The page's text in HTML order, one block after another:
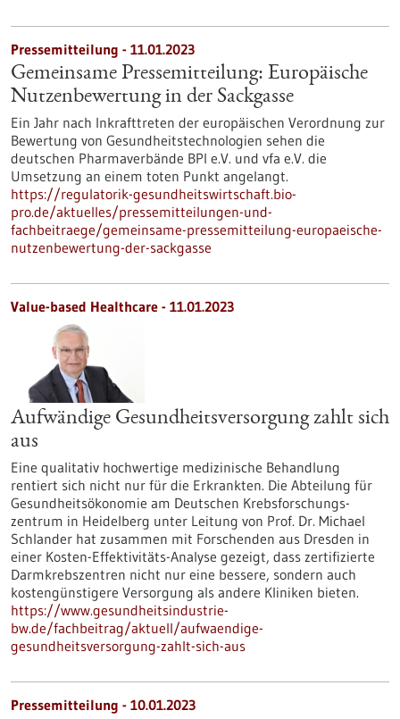
Pressemitteilung - 11.01.2023
Gemeinsame Pressemitteilung: Europäische
Nutzenbewertung in der Sackgasse
Ein Jahr nach Inkrafttreten der europäischen Verordnung zur
Bewertung von Gesundheitstechnologien sehen die
deutschen Pharmaverbände BPI e.V. und vfa e.V. die
Umsetzung an einem toten Punkt angelangt.
https://regulatorik-gesundheitswirtschaft.bio-
pro.de/aktuelles/pressemitteilungen-und-
fachbeitraege/gemeinsame-pressemitteilung-europaeische-
nutzenbewertung-der-sackgasse
Value-based Healthcare - 11.01.2023
Aufwändige Gesundheitsversorgung zahlt sich
aus
Eine qualitativ hochwertige medizinische Behandlung
rentiert sich nicht nur für die Erkrankten. Die Abteilung für
Gesundheitsökonomie am Deutschen Krebsforschungs-
zentrum in Heidelberg unter Leitung von Prof. Dr. Michael
Schlander hat zusammen mit Forschenden aus Dresden in
einer Kosten-Effektivitäts-Analyse gezeigt, dass zertifizierte
Darmkrebszentren nicht nur eine bessere, sondern auch
kostengünstigere Versorgung als andere Kliniken bieten.
https://www.gesundheitsindustrie-
bw.de/fachbeitrag/aktuell/aufwaendige-
gesundheitsversorgung-zahlt-sich-aus
Pressemitteilung - 10.01.2023